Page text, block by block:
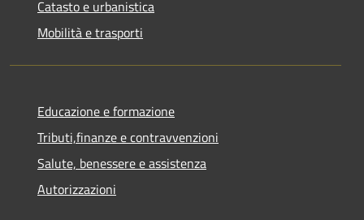
Catasto e urbanistica
Mobilità e trasporti
Educazione e formazione
Tributi,finanze e contravvenzioni
Salute, benessere e assistenza
Autorizzazioni